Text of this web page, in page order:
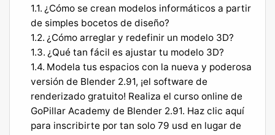
¿Cómo se crean modelos informáticos a partir
de simples bocetos de diseño?
¿Cómo arreglar y redefinir un modelo 3D?
¿Qué tan fácil es ajustar tu modelo 3D?
Modela tus espacios con la nueva y poderosa
versión de Blender 2.91, ¡el software de
renderizado gratuito! Realiza el curso online de
GoPillar Academy de Blender 2.91. Haz clic aquí
para inscribirte por tan solo 79 usd en lugar de